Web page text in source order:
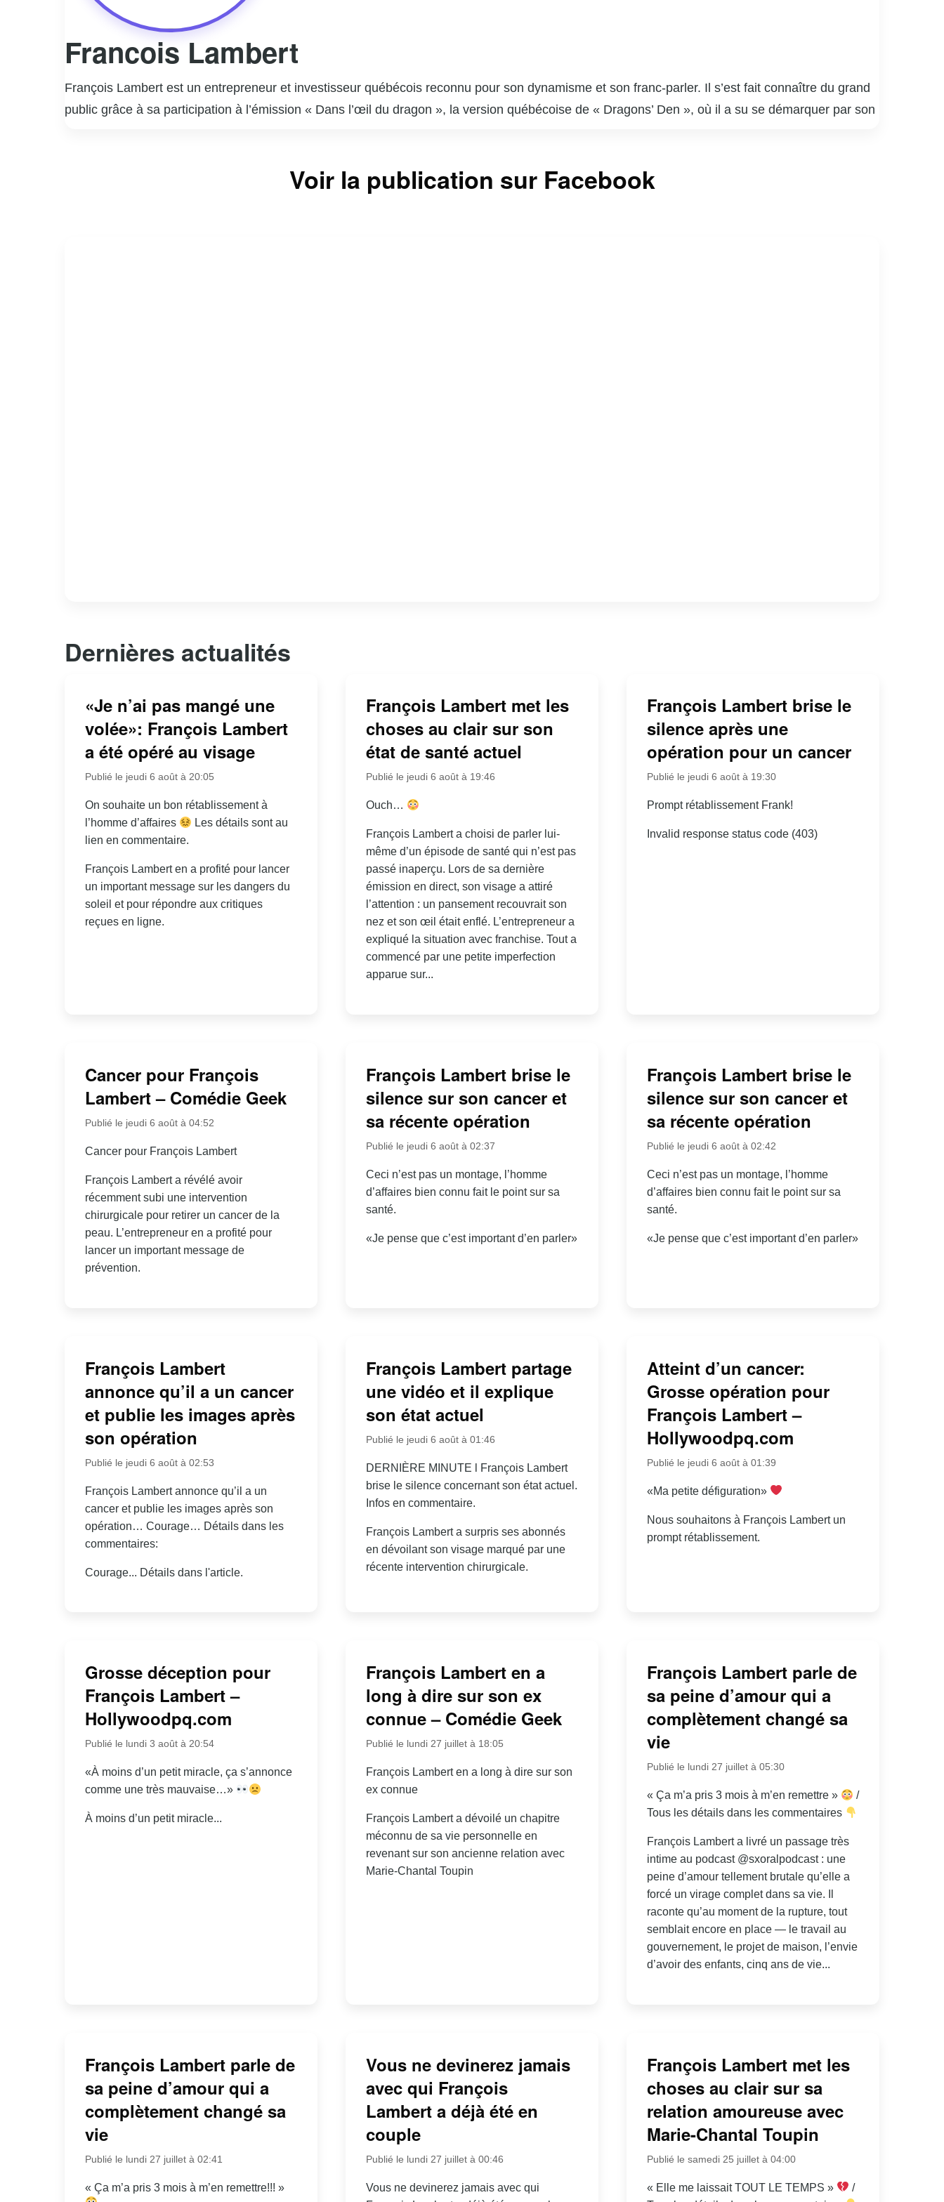
Francois Lambert
François Lambert est un entrepreneur et investisseur québécois reconnu pour son dynamisme et son franc-parler. Il s’est fait connaître du grand
public grâce à sa participation à l’émission « Dans l’œil du dragon », la version québécoise de « Dragons’ Den », où il a su se démarquer par son
l’agriculture à la technologie. Passionné par l’innovation et le développement durable, François Lambert est souvent sollicité pour des
conférences et des panels, où il partage ses connaissances et inspire la nouvelle génération d’entrepreneurs. Sa présence active sur les réseaux
Voir la publication sur Facebook
Dernières actualités
«Je n’ai pas mangé une
volée»: François Lambert
a été opéré au visage
Publié le jeudi 6 août à 20:05
On souhaite un bon rétablissement à
l’homme d’affaires
Les détails sont au
lien en commentaire.
François Lambert en a profité pour lancer
un important message sur les dangers du
soleil et pour répondre aux critiques
reçues en ligne.
François Lambert met les
choses au clair sur son
état de santé actuel
Publié le jeudi 6 août à 19:46
Ouch…
François Lambert a choisi de parler lui-
même d’un épisode de santé qui n’est pas
passé inaperçu. Lors de sa dernière
émission en direct, son visage a attiré
l’attention : un pansement recouvrait son
nez et son œil était enflé. L’entrepreneur a
expliqué la situation avec franchise. Tout a
commencé par une petite imperfection
apparue sur...
François Lambert brise le
silence après une
opération pour un cancer
Publié le jeudi 6 août à 19:30
Prompt rétablissement Frank!
Invalid response status code (403)
Cancer pour François
Lambert – Comédie Geek
Publié le jeudi 6 août à 04:52
Cancer pour François Lambert
François Lambert a révélé avoir
récemment subi une intervention
chirurgicale pour retirer un cancer de la
peau. L’entrepreneur en a profité pour
lancer un important message de
prévention.
François Lambert brise le
silence sur son cancer et
sa récente opération
Publié le jeudi 6 août à 02:37
Ceci n’est pas un montage, l’homme
d’affaires bien connu fait le point sur sa
santé.
«Je pense que c’est important d’en parler»
François Lambert brise le
silence sur son cancer et
sa récente opération
Publié le jeudi 6 août à 02:42
Ceci n’est pas un montage, l’homme
d’affaires bien connu fait le point sur sa
santé.
«Je pense que c’est important d’en parler»
François Lambert
annonce qu’il a un cancer
et publie les images après
son opération
Publié le jeudi 6 août à 02:53
François Lambert annonce qu’il a un
cancer et publie les images après son
opération… Courage… Détails dans les
commentaires:
Courage... Détails dans l'article.
François Lambert partage
une vidéo et il explique
son état actuel
Publié le jeudi 6 août à 01:46
DERNIÈRE MINUTE l François Lambert
brise le silence concernant son état actuel.
Infos en commentaire.
François Lambert a surpris ses abonnés
en dévoilant son visage marqué par une
récente intervention chirurgicale.
Atteint d’un cancer:
Grosse opération pour
François Lambert –
Hollywoodpq.com
Publié le jeudi 6 août à 01:39
«Ma petite défiguration»
Nous souhaitons à François Lambert un
prompt rétablissement.
Grosse déception pour
François Lambert –
Hollywoodpq.com
Publié le lundi 3 août à 20:54
«À moins d’un petit miracle, ça s’annonce
comme une très mauvaise…»
À moins d’un petit miracle...
François Lambert en a
long à dire sur son ex
connue – Comédie Geek
Publié le lundi 27 juillet à 18:05
François Lambert en a long à dire sur son
ex connue
François Lambert a dévoilé un chapitre
méconnu de sa vie personnelle en
revenant sur son ancienne relation avec
Marie-Chantal Toupin
François Lambert parle de
sa peine d’amour qui a
complètement changé sa
vie
Publié le lundi 27 juillet à 05:30
« Ça m’a pris 3 mois à m’en remettre »
/
Tous les détails dans les commentaires
François Lambert a livré un passage très
intime au podcast @sxoralpodcast : une
peine d’amour tellement brutale qu’elle a
forcé un virage complet dans sa vie. Il
raconte qu’au moment de la rupture, tout
semblait encore en place — le travail au
gouvernement, le projet de maison, l’envie
d’avoir des enfants, cinq ans de vie...
François Lambert parle de
sa peine d’amour qui a
complètement changé sa
vie
Publié le lundi 27 juillet à 02:41
« Ça m’a pris 3 mois à m’en remettre!!! »
Vous ne devinerez jamais
avec qui François
Lambert a déjà été en
couple
Publié le lundi 27 juillet à 00:46
Vous ne devinerez jamais avec qui
François Lambert met les
choses au clair sur sa
relation amoureuse avec
Marie-Chantal Toupin
Publié le samedi 25 juillet à 04:00
« Elle me laissait TOUT LE TEMPS »
/